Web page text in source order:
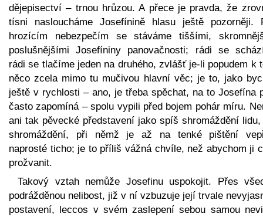
dějepisectví – trnou hrůzou. A přece je pravda, že
tísni nasloucháme Josefínině hlasu ještě pozorněji.
hrozícím nebezpečím se stáváme tiššími,
poslušnějšími Josefíniny panovačnosti; rádi se
rádi se tlačíme jeden na druhého, zvlášť je-li popudem k
něco zcela mimo tu mučivou hlavní věc; je to, jako
ještě v rychlosti – ano, je třeba spěchat, na to Josefína
často zapomíná – spolu vypili před bojem pohár míru.
ani tak pěvecké představení jako spíš shromáždění
shromáždění, při němž je až na tenké pištění
naprosté ticho; je to příliš vážná chvíle, než abychom ji
prožvanit.
Takový vztah nemůže Josefinu uspokojit. Přes
podrážděnou nelibost, již v ní vzbuzuje její trvale
postavení, leccos v svém zaslepení sebou samou